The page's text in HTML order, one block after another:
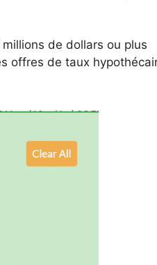
de dollars ou plus
offres de taux